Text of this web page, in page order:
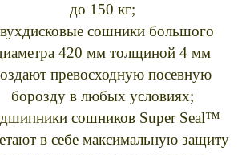
до 150 кг;
сошники большого
420 мм толщиной 4 мм
превосходную посевную
борозду в любых условиях;
сошников Super Seal™
в себе максимальную защиту